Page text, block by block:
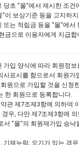
당초 "몰"에서 제시한 조건
"이 보상기준 등을 고지하
또는 적립금 등을 "몰"에서
금으로 이용자에게 지급합
가입 양식에 따라 회원정보
사표시를 함으로서 회원가
원으로 가입할 것을 신청
한 회원으로 등록합니다.
관 제7조제3항에 의하여
우, 다만 제7조제3항에
서 "몰"의 회원재가입 승낙
기재누락, 오기가 있는 경우